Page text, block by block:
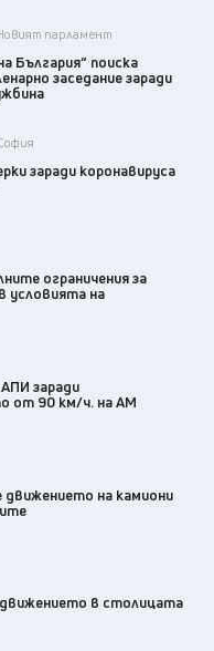
Новият парламент
България“ поиска
заседание заради
заради коронавируса
ограничения за
условията на
заради
от 90 км/ч. на АМ
движението на камиони
в столицата